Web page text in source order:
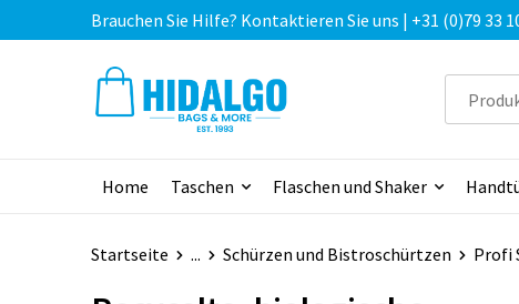
Brauchen Sie Hilfe? Kontaktieren Sie uns | +31 (0)79 33
Home Taschen Flaschen und Shaker
Startseite ... Schürzen und Bistroschürtzen Profi